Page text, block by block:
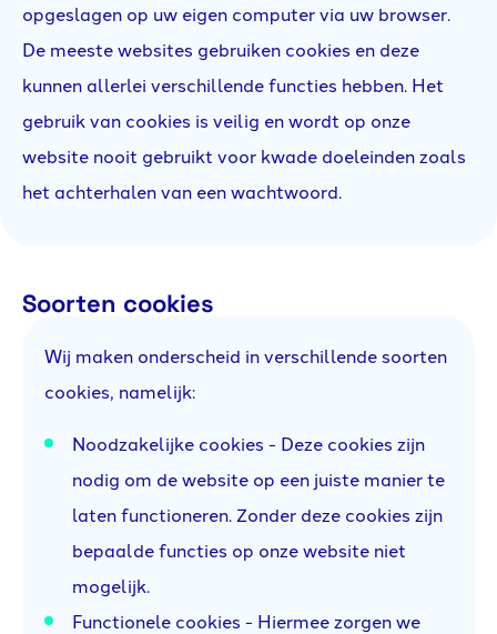
opgeslagen op uw eigen computer via uw browser.
De meeste websites gebruiken cookies en deze
kunnen allerlei verschillende functies hebben. Het
gebruik van cookies is veilig en wordt op onze
website nooit gebruikt voor kwade doeleinden zoals
het achterhalen van een wachtwoord.
Soorten cookies
Wij maken onderscheid in verschillende soorten
cookies, namelijk:
Noodzakelijke cookies - Deze cookies zijn
nodig om de website op een juiste manier te
laten functioneren. Zonder deze cookies zijn
bepaalde functies op onze website niet
mogelijk.
Functionele cookies - Hiermee zorgen we